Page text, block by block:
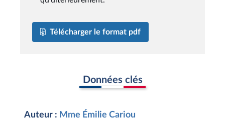
Télécharger le format pdf
Données clés
Auteur : Mme Émilie Cariou